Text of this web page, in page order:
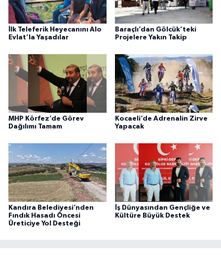
İlk Teleferik Heyecanını Alo
Evlat’la Yaşadılar
Baraçlı’dan Gölcük’teki
Projelere Yakın Takip
MHP Körfez’de Görev
Dağılımı Tamam
Kocaeli’de Adrenalin Zirve
Yapacak
Kandıra Belediyesi’nden
Fındık Hasadı Öncesi
Üreticiye Yol Desteği
İş Dünyasından Gençliğe ve
Kültüre Büyük Destek